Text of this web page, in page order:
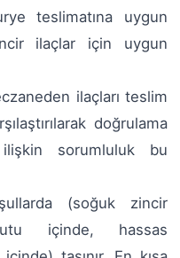
teslimatına uygun
ilaçlar için uygun
ilaçları teslim
doğrulama
ilişkin sorumluluk bu
(soğuk zincir
içinde, hassas